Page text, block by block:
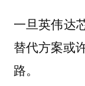
一旦英伟达
替代方案或
路。